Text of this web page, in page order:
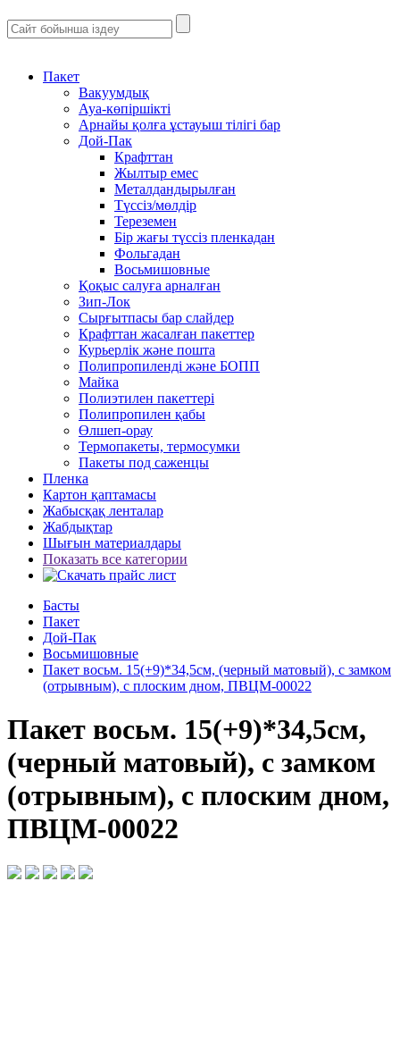
Пакет
Вакуумдық
Ауа-көпіршікті
Арнайы қолға ұстауыш тілігі бар
Дой-Пак
Крафттан
Жылтыр емес
Металдандырылған
Түссіз/мөлдір
Тереземен
Бір жағы түссіз пленкадан
Фольгадан
Восьмишовные
Қоқыс салуға арналған
Зип-Лок
Сырғытпасы бар слайдер
Крафттан жасалған пакеттер
Курьерлік және пошта
Полипропиленді және БОПП
Майка
Полиэтилен пакеттері
Полипропилен қабы
Өлшеп-орау
Термопакеты, термосумки
Пакеты под саженцы
Пленка
Картон қаптамасы
Жабысқақ ленталар
Жабдықтар
Шығын материалдары
Показать все категории
Басты
Пакет
Дой-Пак
Восьмишовные
Пакет восьм. 15(+9)*34,5см, (черный матовый), с замком
(отрывным), с плоским дном, ПВЦМ-00022
Пакет восьм. 15(+9)*34,5см,
(черный матовый), с замком
(отрывным), с плоским дном,
ПВЦМ-00022